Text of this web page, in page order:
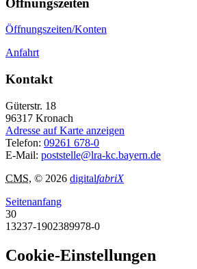
Öffnungszeiten/Konten
Anfahrt
Kontakt
Güterstr. 18
96317 Kronach
Adresse auf Karte anzeigen
Telefon: 09261 678-0
E-Mail: poststelle@lra-kc.bayern.de
CMS, © 2026 digitalfabriX
Seitenanfang
30
13237-1902389978-0
Cookie-Einstellungen